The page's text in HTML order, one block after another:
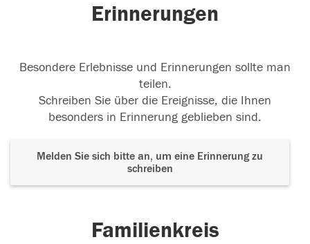
Erinnerungen
Besondere Erlebnisse und Erinnerungen sollte man
teilen.
Schreiben Sie über die Ereignisse, die Ihnen
besonders in Erinnerung geblieben sind.
Melden Sie sich bitte an, um eine Erinnerung zu
schreiben
Familienkreis